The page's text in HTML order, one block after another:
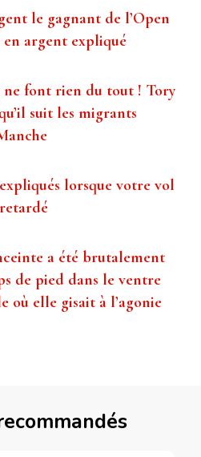
le gagnant de l’Open
argent expliqué
ne font rien du tout ! Tory
suit les migrants
lorsque votre vol
a été brutalement
de pied dans le ventre
où elle gisait à l’agonie